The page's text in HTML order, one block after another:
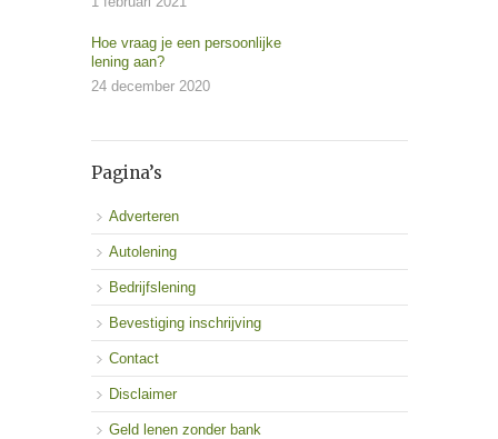
Hoe vraag je een persoonlijke
lening aan?
24 december 2020
Pagina’s
Adverteren
Autolening
Bedrijfslening
Bevestiging inschrijving
Contact
Disclaimer
Geld lenen zonder bank